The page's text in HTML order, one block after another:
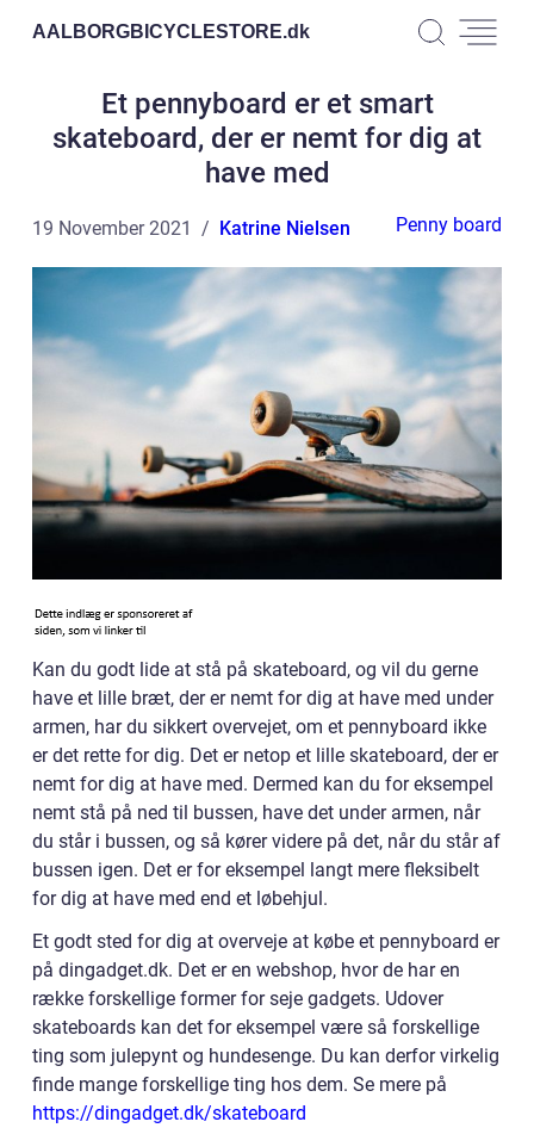
AALBORGBICYCLESTORE.dk
Et pennyboard er et smart
skateboard, der er nemt for dig at
have med
19 November 2021 Katrine Nielsen Penny board
Kan du godt lide at stå på skateboard, og vil du gerne
have et lille bræt, der er nemt for dig at have med under
armen, har du sikkert overvejet, om et pennyboard ikke
er det rette for dig. Det er netop et lille skateboard, der er
nemt for dig at have med. Dermed kan du for eksempel
nemt stå på ned til bussen, have det under armen, når
du står i bussen, og så kører videre på det, når du står af
bussen igen. Det er for eksempel langt mere fleksibelt
for dig at have med end et løbehjul.
Et godt sted for dig at overveje at købe et pennyboard er
på dingadget.dk. Det er en webshop, hvor de har en
række forskellige former for seje gadgets. Udover
skateboards kan det for eksempel være så forskellige
ting som julepynt og hundesenge. Du kan derfor virkelig
finde mange forskellige ting hos dem. Se mere på
https://dingadget.dk/skateboard